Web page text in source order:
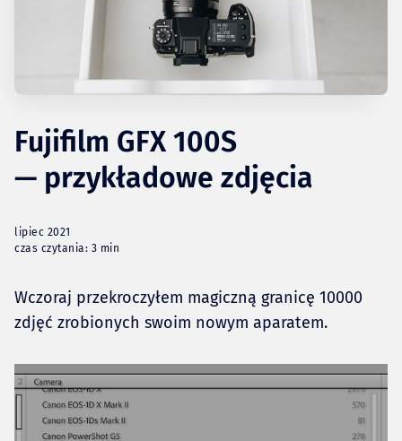
Fujifilm GFX 100S
— przykładowe zdjęcia
lipiec 2021
czas czytania: 3 min
Wczoraj przekroczyłem magiczną granicę 10000
zdjęć zrobionych swoim nowym aparatem.